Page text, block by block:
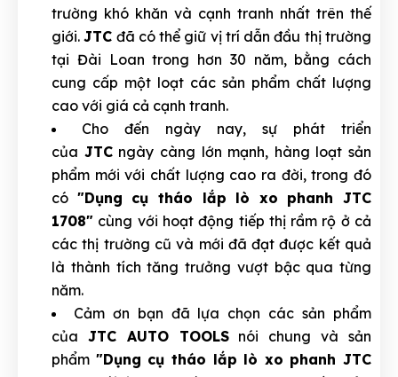
trường khó khăn và cạnh tranh nhất trên thế
giới.JTC đã có thể giữ vị trí dẫn đầu thị trường
tại Đài Loan trong hơn 30 năm, bằng cách
cung cấp một loạt các sản phẩm chất lượng
cao với giá cả cạnh tranh.
Cho đến ngày nay, sự phát triển
của JTCngày càng lớn mạnh, hàng loạt sản
phẩm mới với chất lượng cao ra đời, trong đó
có "Dụng cụ tháo lắp lò xo phanh JTC
1708" cùng với hoạt động tiếp thị rầm rộ ở cả
các thị trường cũ và mới đã đạt được kết quả
là thành tích tăng trưởng vượt bậc qua từng
năm.
Cảm ơn bạn đã lựa chọn các sản phẩm
của JTC AUTO TOOLSnói chung và sản
phẩm "Dụng cụ tháo lắp lò xo phanh JTC